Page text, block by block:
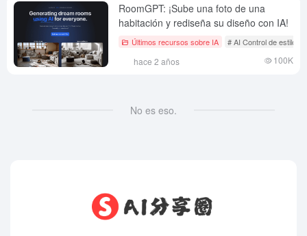
RoomGPT: ¡Sube una foto de una
habitación y rediseña su diseño con IA!
Últimos recursos sobre IA # AI Control de estilo
hace 2 años 100K
No es eso.